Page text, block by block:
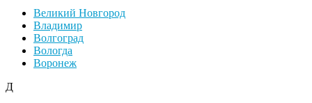
Великий Новгород
Владимир
Волгоград
Вологда
Воронеж
Д